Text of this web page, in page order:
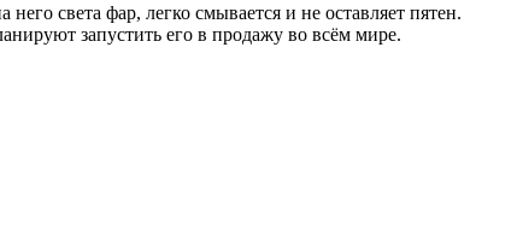
света фар, легко смывается и не оставляет пятен.
запустить его в продажу во всём мире.